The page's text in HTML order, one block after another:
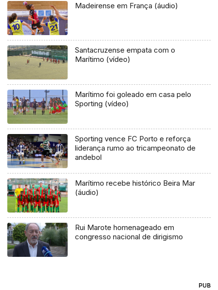
Madeirense em França (áudio)
Santacruzense empata com o
Marítimo (vídeo)
Marítimo foi goleado em casa pelo
Sporting (vídeo)
Sporting vence FC Porto e reforça
liderança rumo ao tricampeonato de
andebol
Marítimo recebe histórico Beira Mar
(áudio)
Rui Marote homenageado em
congresso nacional de dirigismo
PUB